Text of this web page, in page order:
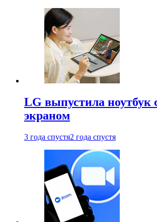
LG выпустила ноутбук
экраном
3 года спустя2 года спустя